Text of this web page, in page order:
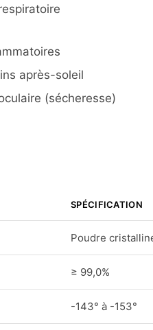
après-soleil
(sécheresse)
SPÉCIFICATION
Poudre
≥ 99,0%
-143° à -153°